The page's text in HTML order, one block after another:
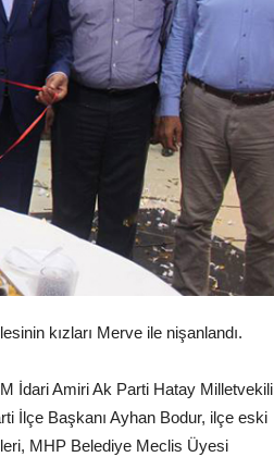
kızları Merve ile nişanlandı.
İdari Amiri Ak Parti Hatay Milletvekili
İlçe Başkanı Ayhan Bodur, ilçe eski
MHP Belediye Meclis Üyesi